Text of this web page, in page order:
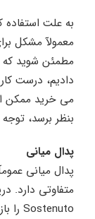
به علت استفاده
معمولآ مشکل
مطمئن شوید که
دادیم، درست
می خرید ممکن
بنظر برسد،
پدال میانی
پدال میانی
متفاوتی دارد.